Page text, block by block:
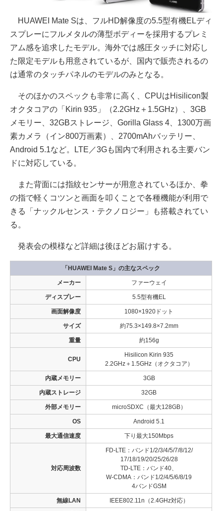
HUAWEI Mate Sは、フルHD解像度の5.5型有機ELディ
スプレーにフルメタルの薄型ボディーを採用するプレミ
アム感を追求したモデル。海外では感圧タッチに対応し
た限定モデルも用意されているが、国内で販売されるの
は通常のタッチパネルのモデルのみとなる。
そのほかのスペックも非常に高く、CPUはHisilicon製
オクタコアの「Kirin 935」（2.2GHz＋1.5GHz）、3GB
メモリー、32GBストレージ、Gorilla Glass 4、1300万画
素カメラ（イン800万画素）、2700mAhバッテリー、
Android 5.1など。LTE／3Gも国内で利用される主要バン
ドに対応している。
また背面には指紋センサーが用意されているほか、拳
の指で軽くコツンと画面を叩くことで各種機能が利用で
きる「ナックルセンス・テクノロジー」も搭載されてい
る。
発表会の模様など詳細は後ほどお届けする。
「HUAWEI Mate S」の主なスペック
メーカー ファーウェイ
ディスプレー 5.5型有機EL
画面解像度 1080×1920ドット
サイズ 約75.3×149.8×7.2mm
重量 約156g
CPU
Hisilicon Kirin 935
2.2GHz＋1.5GHz（オクタコア）
内蔵メモリー 3GB
内蔵ストレージ 32GB
外部メモリー microSDXC（最大128GB）
OS Android 5.1
最大通信速度 下り最大150Mbps
対応周波数
FD-LTE：バンド1/2/3/4/5/7/8/12/
17/18/19/20/25/26/28
TD-LTE：バンド40、
W-CDMA：バンド1/2/4/5/6/8/19
4バンドGSM
無線LAN IEEE802.11n（2.4GHz対応）